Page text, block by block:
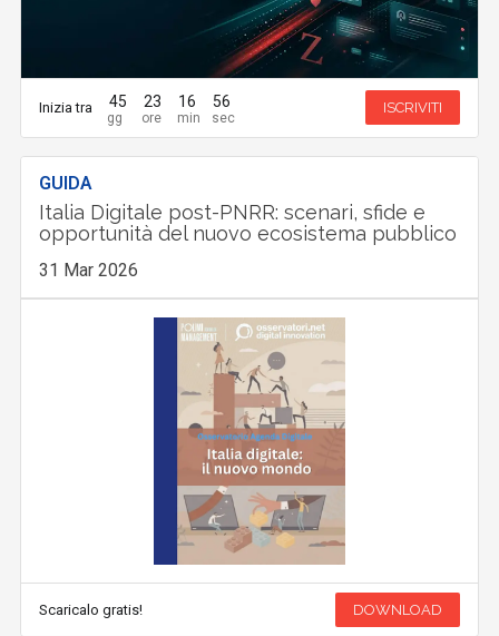
Inizia tra 45 23 16 55 ISCRIVITI
GUIDA
Italia Digitale post-PNRR: scenari, sfide e
opportunità del nuovo ecosistema pubblico
31 Mar 2026
Scaricalo gratis! DOWNLOAD